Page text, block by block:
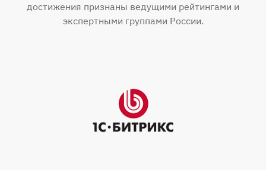
достижения признаны ведущими рейтингами и
экспертными группами России.